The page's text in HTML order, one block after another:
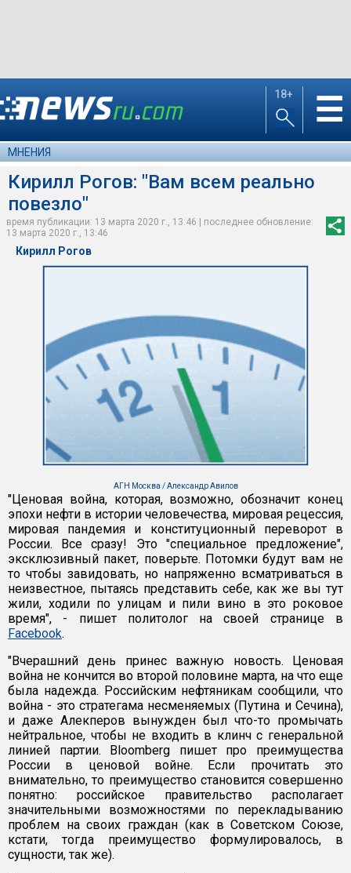
18+ ☰
МНЕНИЯ
Кирилл Рогов: "Вам всем реально
повезло"
время публикации: 13 марта 2020 г., 13:46 | последнее обновление:
13 марта 2020 г., 13:46
Кирилл Рогов
АГН Москва / Александр Авилов
"Ценовая война, которая, возможно, обозначит конец
эпохи нефти в истории человечества, мировая рецессия,
мировая пандемия и конституционный переворот в
России. Все сразу! Это "специальное предложение",
эксклюзивный пакет, поверьте. Потомки будут вам не
то чтобы завидовать, но напряженно всматриваться в
неизвестное, пытаясь представить себе, как же вы тут
жили, ходили по улицам и пили вино в это роковое
время", - пишет политолог на своей странице в
Facebook.
"Вчерашний день принес важную новость. Ценовая
война не кончится во второй половине марта, на что еще
была надежда. Российским нефтяникам сообщили, что
война - это стратегама несменяемых (Путина и Сечина),
и даже Алекперов вынужден был что-то промычать
нейтральное, чтобы не входить в клинч с генеральной
линией партии. Bloomberg пишет про преимущества
России в ценовой войне. Если прочитать это
внимательно, то преимущество становится совершенно
понятно: российское правительство располагает
значительными возможностями по перекладыванию
проблем на своих граждан (как в Советском Союзе,
кстати, тогда преимущество формулировалось, в
сущности, так же).